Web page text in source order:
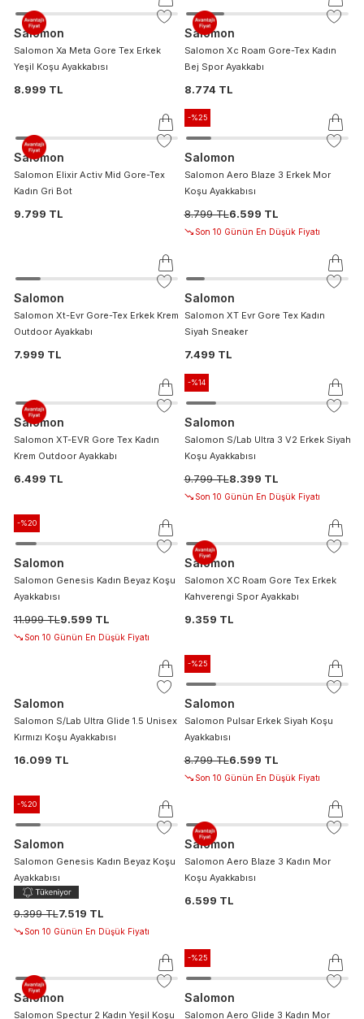
Salomon
Salomon Xa Meta Gore Tex Erkek
Yeşil Koşu Ayakkabısı
8.999 TL
Salomon
Salomon Xc Roam Gore-Tex Kadın
Bej Spor Ayakkabı
8.774 TL
Salomon
Salomon Elixir Activ Mid Gore-Tex
Kadın Gri Bot
9.799 TL
-%25
Salomon
Salomon Aero Blaze 3 Erkek Mor
Koşu Ayakkabısı
8.799 TL6.599 TL
Son 10 Günün En Düşük Fiyatı
Salomon
Salomon Xt-Evr Gore-Tex Erkek Krem
Outdoor Ayakkabı
7.999 TL
Salomon
Salomon XT Evr Gore Tex Kadın
Siyah Sneaker
7.499 TL
Salomon
Salomon XT-EVR Gore Tex Kadın
Krem Outdoor Ayakkabı
6.499 TL
-%14
Salomon
Salomon S/Lab Ultra 3 V2 Erkek Siyah
Koşu Ayakkabısı
9.799 TL8.399 TL
Son 10 Günün En Düşük Fiyatı
-%20
Salomon
Salomon Genesis Kadın Beyaz Koşu
Ayakkabısı
11.999 TL9.599 TL
Son 10 Günün En Düşük Fiyatı
Salomon
Salomon XC Roam Gore Tex Erkek
Kahverengi Spor Ayakkabı
9.359 TL
Salomon
Salomon S/Lab Ultra Glide 1.5 Unisex
Kırmızı Koşu Ayakkabısı
16.099 TL
-%25
Salomon
Salomon Pulsar Erkek Siyah Koşu
Ayakkabısı
8.799 TL6.599 TL
Son 10 Günün En Düşük Fiyatı
-%20
Salomon
Salomon Genesis Kadın Beyaz Koşu
Ayakkabısı
9.399 TL7.519 TL
Son 10 Günün En Düşük Fiyatı
Salomon
Salomon Aero Blaze 3 Kadın Mor
Koşu Ayakkabısı
6.599 TL
Salomon
Salomon Spectur 2 Kadın Yeşil Koşu
-%25
Salomon
Salomon Aero Glide 3 Kadın Mor